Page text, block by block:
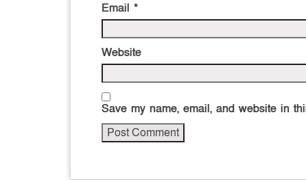
Email *
Website
Save my name, email, and website in